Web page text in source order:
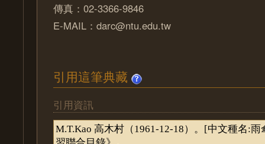
傳真：02-3366-9846
E-MAIL：darc@ntu.edu.tw
引用這筆典藏
引用資訊